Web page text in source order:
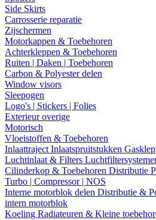
Side Skirts
Carrosserie reparatie
Zijschermen
Motorkappen & Toebehoren
Achterkleppen & Toebehoren
Ruiten | Daken | Toebehoren
Carbon & Polyester delen
Window visors
Sleepogen
Logo's | Stickers | Folies
Exterieur overige
Motorisch
Vloeistoffen & Toebehoren
Inlaattraject Inlaatspruitstukken
Luchtinlaat & Filters
Cilinderkop & Toebehoren Distributie
Turbo | Compressor | NOS
Interne motorblok delen Distributie &
intern motorblok
Koeling Radiateuren & Kleine